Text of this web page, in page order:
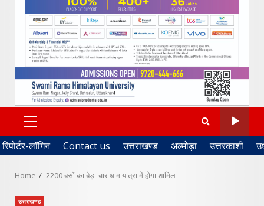
PRIMARY
MENU
रिपोर्टर-लॉगिन Contact us उत्तराखण्ड अल्मोड़ा उत्तरकाशी
Home 2200 बसों का बेड़ा चार धाम यात्रा में होगा शामिल
उत्तराखण्ड